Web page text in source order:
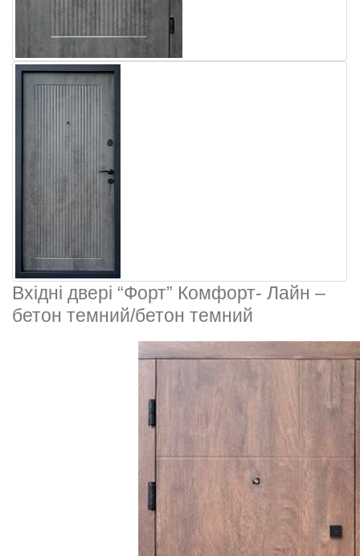
Вхідні двері “Форт” Комфорт- Лайн –
бетон темний/бетон темний